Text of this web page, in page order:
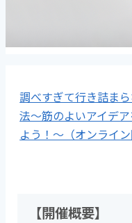
調べすぎて行き詰ま
法～筋のよいアイデ
よう！～（オンライン
【開催概要】